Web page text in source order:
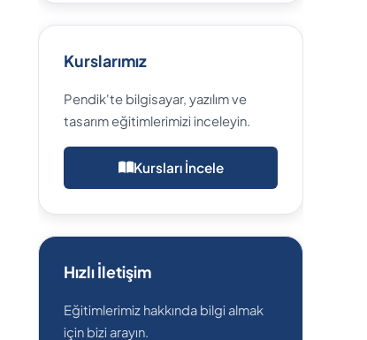
Kurslarımız
Pendik'te bilgisayar, yazılım ve
tasarım eğitimlerimizi inceleyin.
Kursları İncele
Hızlı İletişim
Eğitimlerimiz hakkında bilgi almak
için bizi arayın.